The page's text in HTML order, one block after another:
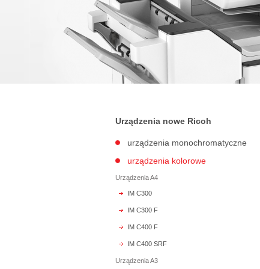
Urządzenia nowe Ricoh
urządzenia monochromatyczne
urządzenia kolorowe
Urządzenia A4
IM C300
IM C300 F
IM C400 F
IM C400 SRF
Urządzenia A3